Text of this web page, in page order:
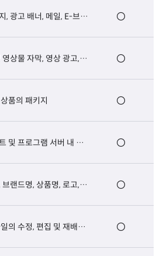
, 광고 배너, 메일, E-브로
영상물 자막, 영상 광고,
품의 패키지
및 프로그램 서버 내 폰
브랜드명, 상품명, 로고,
의 수정, 편집 및 재배포